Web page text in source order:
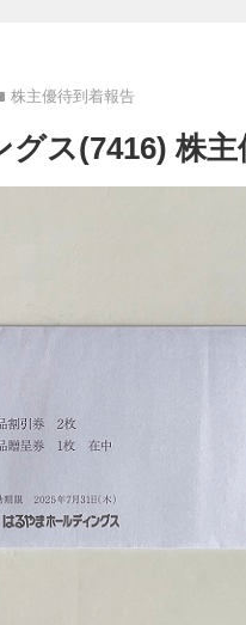
株主優待到着報告
ス(7416) 株主